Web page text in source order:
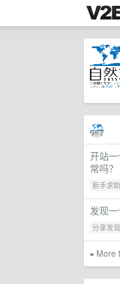
开站
常吗？
新手求助
发现
分享发现
» More